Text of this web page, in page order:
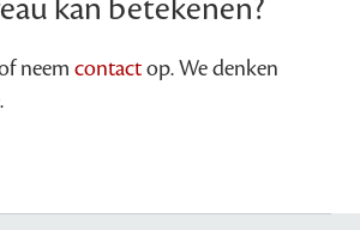
kan betekenen?
neemcontactop. We denken